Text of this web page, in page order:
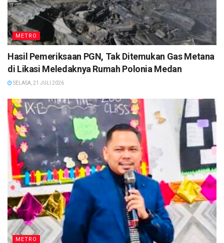
METRO
Hasil Pemeriksaan PGN, Tak Ditemukan Gas Metana
di Likasi Meledaknya Rumah Polonia Medan
SELASA, 21 JULI 2026
METRO